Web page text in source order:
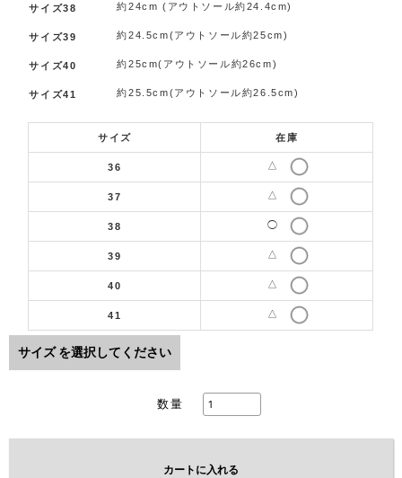
サイズ38 約24cm (アウトソール約24.4cm)
サイズ39 約24.5cm(アウトソール約25cm)
サイズ40 約25cm(アウトソール約26cm)
サイズ41 約25.5cm(アウトソール約26.5cm)
サイズ 在庫
36 △
37 △
38 ◯
39 △
40 △
41 △
サイズ を選択してください
数量
カートに入れる